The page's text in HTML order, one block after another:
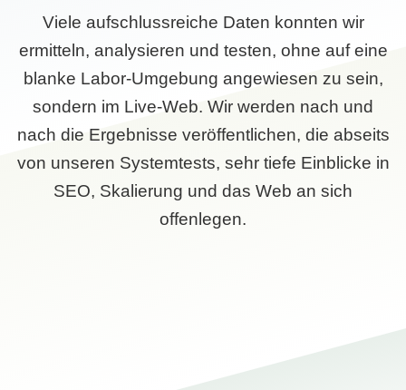
Viele aufschlussreiche Daten konnten wir
ermitteln, analysieren und testen, ohne auf eine
blanke Labor-Umgebung angewiesen zu sein,
sondern im Live-Web. Wir werden nach und
nach die Ergebnisse veröffentlichen, die abseits
von unseren Systemtests, sehr tiefe Einblicke in
SEO, Skalierung und das Web an sich
offenlegen.